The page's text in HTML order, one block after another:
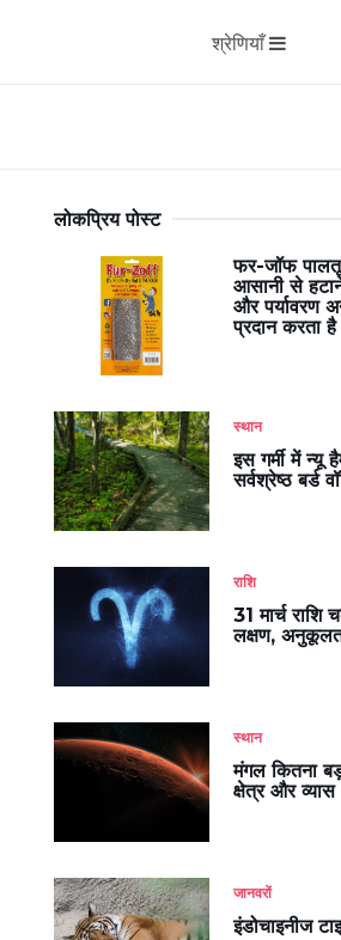
श्रेणियाँ
लोकप्रिय पोस्ट
फर-जॉफ पालतू
आसानी से
और पर्यावरण
प्रदान करता
स्थान
इस गर्मी में न्यू
सर्वश्रेष्ठ बर्ड
राशि
31 मार्च राशि
लक्षण,
स्थान
मंगल कितना
क्षेत्र और व्यास
जानवरों
इंडोचाइनीज